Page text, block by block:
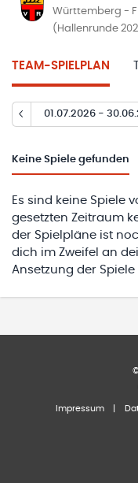
Württemberg -
(Hallenrunde
TEAM-SPIELPLAN
01.07.2026 -
Keine Spiele gefunden
Es sind keine Spiele
gesetzten Zeitraum
der Spielpläne ist
dich im Zweifel an
Ansetzung der
©
Impressum